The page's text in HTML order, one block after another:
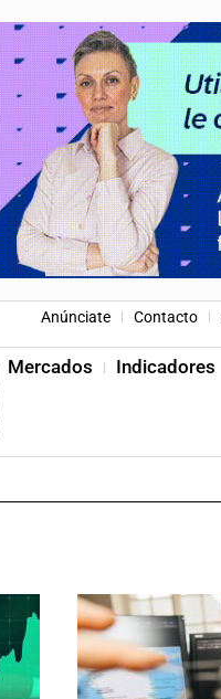
Anúnciate Contacto
Mercados Indicadores